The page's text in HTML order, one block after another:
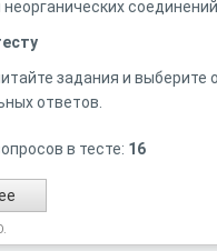
задания и выберите
ответов.
в тесте: 16